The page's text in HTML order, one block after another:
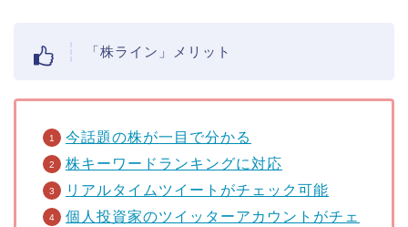
「株ライン」メリット
今話題の株が一目で分かる
株キーワードランキングに対応
リアルタイムツイートがチェック可能
個人投資家のツイッターアカウントがチェ